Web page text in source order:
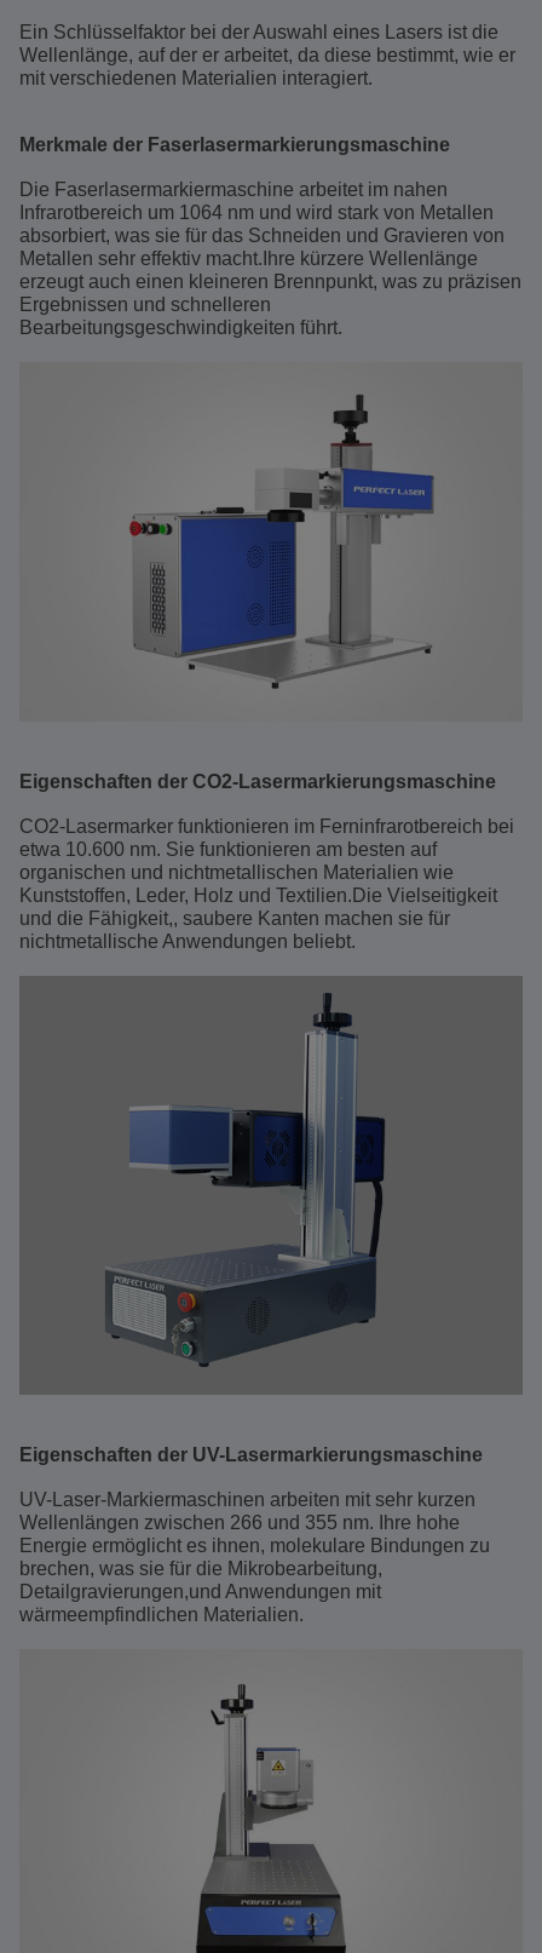
Ein Schlüsselfaktor bei der Auswahl eines Lasers ist die
Wellenlänge, auf der er arbeitet, da diese bestimmt, wie er
mit verschiedenen Materialien interagiert.
Merkmale der Faserlasermarkierungsmaschine
Die Faserlasermarkiermaschine arbeitet im nahen
Infrarotbereich um 1064 nm und wird stark von Metallen
absorbiert, was sie für das Schneiden und Gravieren von
Metallen sehr effektiv macht.Ihre kürzere Wellenlänge
erzeugt auch einen kleineren Brennpunkt, was zu präzisen
Ergebnissen und schnelleren
Bearbeitungsgeschwindigkeiten führt.
Eigenschaften der CO2-Lasermarkierungsmaschine
CO2-Lasermarker funktionieren im Ferninfrarotbereich bei
etwa 10.600 nm. Sie funktionieren am besten auf
organischen und nichtmetallischen Materialien wie
Kunststoffen, Leder, Holz und Textilien.Die Vielseitigkeit
und die Fähigkeit,, saubere Kanten machen sie für
nichtmetallische Anwendungen beliebt.
Eigenschaften der UV-Lasermarkierungsmaschine
UV-Laser-Markiermaschinen arbeiten mit sehr kurzen
Wellenlängen zwischen 266 und 355 nm. Ihre hohe
Energie ermöglicht es ihnen, molekulare Bindungen zu
brechen, was sie für die Mikrobearbeitung,
Detailgravierungen,und Anwendungen mit
wärmeempfindlichen Materialien.